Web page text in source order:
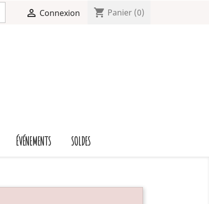
 Connexion shopping_cart Panier (0)
ÉVÉNEMENTS SOLDES